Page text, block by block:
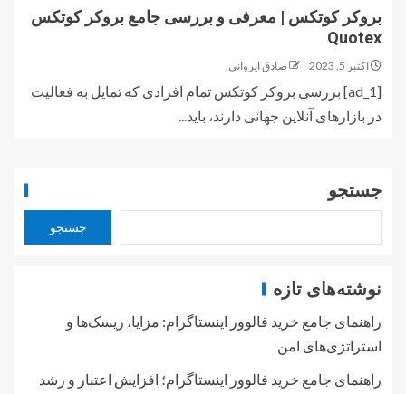
بروکر کوتکس | معرفی و بررسی جامع بروکر کوتکس
Quotex
اکتبر 5, 2023 صادق ایروانی
[ad_1] بررسی بروکر کوتکس تمام افرادی که تمایل به فعالیت
در بازارهای آنلاین جهانی دارند، باید...
جستجو
جستجو
نوشته‌های تازه
راهنمای جامع خرید فالوور اینستاگرام: مزایا، ریسک‌ها و
استراتژی‌های امن
راهنمای جامع خرید فالوور اینستاگرام؛ افزایش اعتبار و رشد